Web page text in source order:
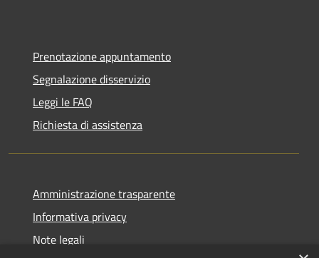
Prenotazione appuntamento
Segnalazione disservizio
Leggi le FAQ
Richiesta di assistenza
Amministrazione trasparente
Informativa privacy
Note legali